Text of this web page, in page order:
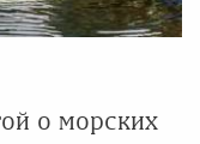
о морских